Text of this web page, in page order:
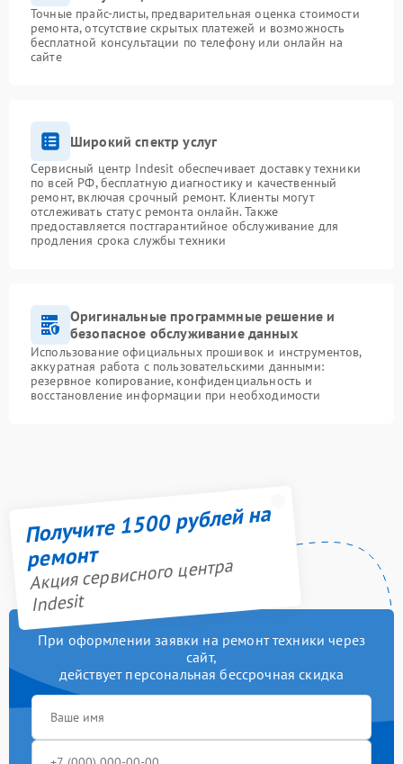
Точные прайс-листы, предварительная оценка стоимости
ремонта, отсутствие скрытых платежей и возможность
бесплатной консультации по телефону или онлайн на
сайте
Широкий спектр услуг
Сервисный центр Indesit обеспечивает доставку техники
по всей РФ, бесплатную диагностику и качественный
ремонт, включая срочный ремонт. Клиенты могут
отслеживать статус ремонта онлайн. Также
предоставляется постгарантийное обслуживание для
продления срока службы техники
Оригинальные программные решение и
безопасное обслуживание данных
Использование официальных прошивок и инструментов,
аккуратная работа с пользовательскими данными:
резервное копирование, конфиденциальность и
восстановление информации при необходимости
Получите 1500 рублей на
ремонт
Акция сервисного центра
Indesit
При оформлении заявки на ремонт техники через
сайт,
действует персональная бессрочная скидка